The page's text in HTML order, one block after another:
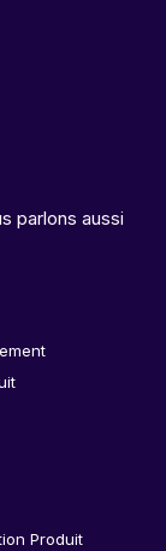
parlons aussi
Produit